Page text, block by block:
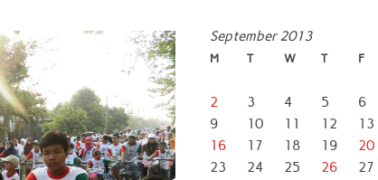
September 2013
M T W T F
2
3 4 5 6
9
10 11 12 13
16
17 18 19 20
23
24 25 26 27